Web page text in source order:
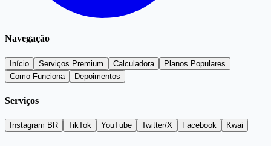
Navegação
Início Serviços Premium Calculadora
Planos Populares
Como Funciona
Depoimentos
Serviços
Instagram BR TikTok YouTube Twitter/X Facebook Kwai